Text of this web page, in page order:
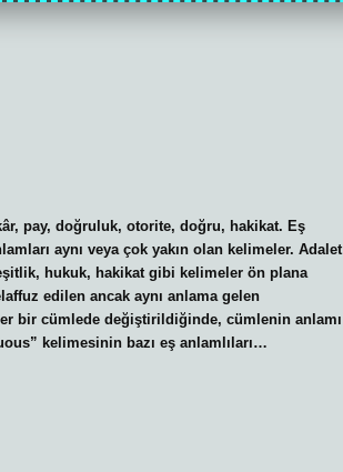
pay, doğruluk, otorite, doğru, hakikat. Eş
aynı veya çok yakın olan kelimeler. Adalet
hukuk, hakikat gibi kelimeler ön plana
edilen ancak aynı anlama gelen
bir cümlede değiştirildiğinde, cümlenin anlamı
kelimesinin bazı eş anlamlıları…